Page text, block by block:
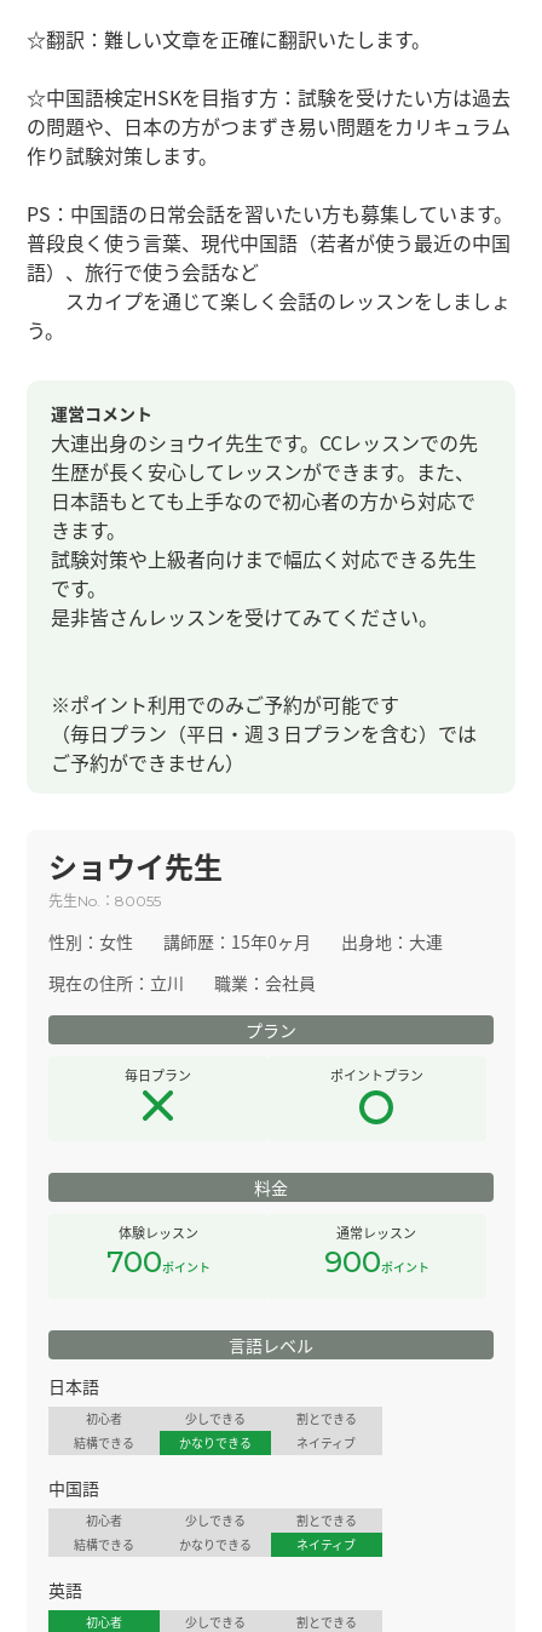
☆翻訳：難しい文章を正確に翻訳いたします。
☆中国語検定HSKを目指す方：試験を受けたい方は過去
の問題や、日本の方がつまずき易い問題をカリキュラム
作り試験対策します。
PS：中国語の日常会話を習いたい方も募集しています。
普段良く使う言葉、現代中国語（若者が使う最近の中国
語）、旅行で使う会話など
スカイプを通じて楽しく会話のレッスンをしましょ
う。
運営コメント
大連出身のショウイ先生です。CCレッスンでの先
生歴が長く安心してレッスンができます。また、
日本語もとても上手なので初心者の方から対応で
きます。
試験対策や上級者向けまで幅広く対応できる先生
です。
是非皆さんレッスンを受けてみてください。
※ポイント利用でのみご予約が可能です
（毎日プラン（平日・週３日プランを含む）では
ご予約ができません）
ショウイ先生
先生No. ：80055
性別：女性 講師歴： 15年0ヶ月 出身地： 大連
現在の住所： 立川 職業：会社員
プラン
毎日プラン ポイントプラン
料金
体験レッスン
700ポイント
通常レッスン
900ポイント
言語レベル
日本語
初心者 少しできる
割とできる
結構できる
かなりできる ネイティブ
中国語
初心者 少しできる
割とできる
結構できる
かなりできる ネイティブ
英語
初心者 少しできる
割とできる